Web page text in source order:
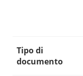
Tipo di
documento